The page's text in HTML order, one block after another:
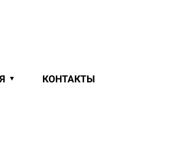
КОНТАКТЫ
ОБЛАСТИ